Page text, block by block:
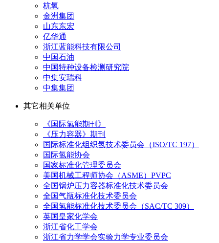
杭氧
金洲集团
山东东宏
亿华通
浙江蓝能科技有限公司
中国石油
中国特种设备检测研究院
中集安瑞科
中集集团
其它相关单位
《国际氢能期刊》
《压力容器》期刊
国际标准化组织氢技术委员会（ISO/TC 197）
国际氢能协会
国家标准化管理委员会
美国机械工程师协会（ASME）PVPC
全国锅炉压力容器标准化技术委员会
全国气瓶标准化技术委员会
全国氢能标准化技术委员会（SAC/TC 309）
英国皇家化学会
浙江省化工学会
浙江省力学学会实验力学专业委员会